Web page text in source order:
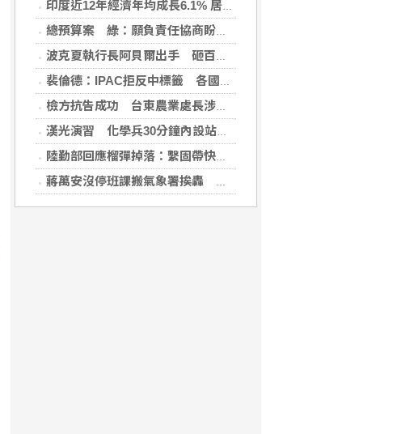
印度近12年經濟年均成長6.1% 居G20之首
總預算案 綠：願負責任協商盼爭議案降至100案以下
波克夏執行長阿貝爾出手 砸百億美元投資Alphabet
裴倫德：IPAC拒反中標籤 各國議會逐漸認清中共樣貌
檢方抗告成功 台東農業處長涉圖利羈押禁見
漢光演習 化學兵30分鐘內設站、演練戰甲車除污7程序
陸勤部回應榴彈掉落：繫固帶快解鎖鬆脫、未裝引信藥包
蔣萬安沒停班課搬氣象署挨轟 北市府急回應